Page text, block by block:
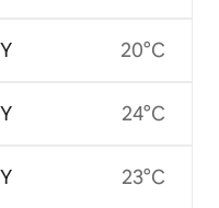
20°C
24°C
23°C